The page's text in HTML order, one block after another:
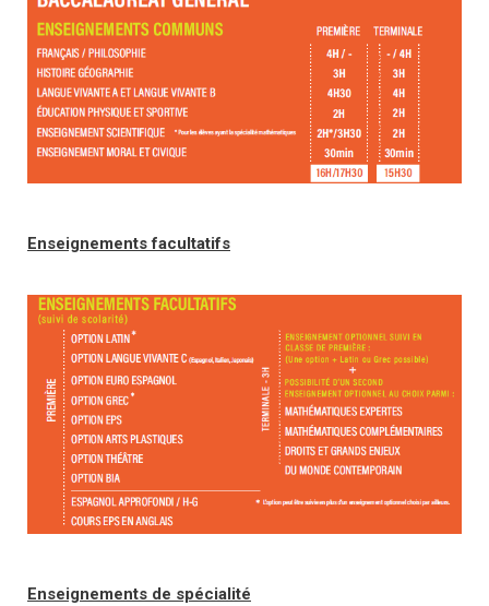
Enseignements facultatifs
Enseignements de spécialité